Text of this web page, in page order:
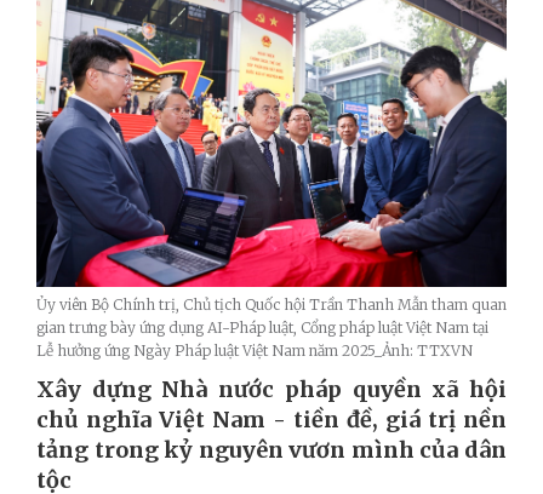
Ủy viên Bộ Chính trị, Chủ tịch Quốc hội Trần Thanh Mẫn tham quan
gian trưng bày ứng dụng AI-Pháp luật, Cổng pháp luật Việt Nam tại
Lễ hưởng ứng Ngày Pháp luật Việt Nam năm 2025_Ảnh: TTXVN
Xây dựng Nhà nước pháp quyền xã hội
chủ nghĩa Việt Nam - tiền đề, giá trị nền
tảng trong kỷ nguyên vươn mình của dân
tộc